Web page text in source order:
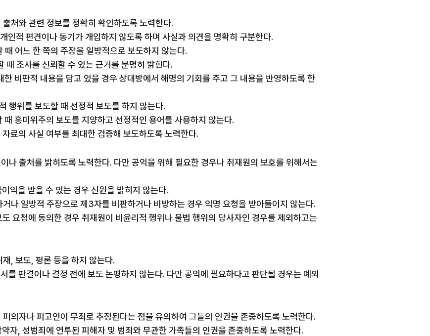
처와 관련 정보를 정확히 확인하도록 노력한다.
인적 편견이나 동기가 개입하지 않도록 하며 사실과 의견을 명확히 구분한다.
어느 한 쪽의 주장을 일방적으로 보도하지 않는다.
때 조사를 신뢰할 수 있는 근거를 분명히 밝힌다.
비판적 내용을 담고 있을 경우 상대방에서 해명의 기회를 주고 그 내용을 반영하도록 한
행위를 보도할 때 선정적 보도를 하지 않는다.
흥미위주의 보도를 지양하고 선정적인 용어를 사용하지 않는다.
료의 사실 여부를 최대한 검증해 보도하도록 노력한다.
나 출처를 밝히도록 노력한다. 다만 공익을 위해 필요한 경우나 취재원의 보호를 위해서는
익을 받을 수 있는 경우 신원을 밝히지 않는다.
나 일방적 주장으로 제3자를 비판하거나 비방하는 경우 익명 요청을 받아들이지 않는다.
요청에 동의한 경우 취재원이 비윤리적 행위나 불법 행위의 당사자인 경우를 제외하고는
, 보도, 평론 등을 하지 않는다.
를 판결이나 결정 전에 보도 논평하지 않는다. 다만 공익에 필요하다고 판단될 경우는 예외
의자나 피고인이 무죄로 추정된다는 점을 유의하여 그들의 인권을 존중하도록 노력한다.
자, 성범죄에 연루된 피해자 및 범죄와 무관한 가족들의 인권을 존중하도록 노력한다.